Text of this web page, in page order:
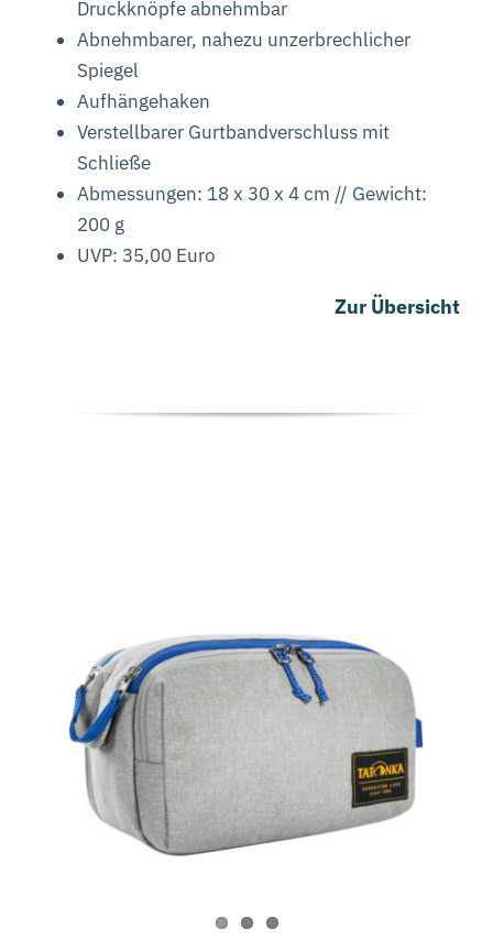
Druckknöpfe abnehmbar
Abnehmbarer, nahezu unzerbrechlicher
Spiegel
Aufhängehaken
Verstellbarer Gurtbandverschluss mit
Schließe
Abmessungen: 18 x 30 x 4 cm // Gewicht:
200 g
UVP: 35,00 Euro
Zur Übersicht